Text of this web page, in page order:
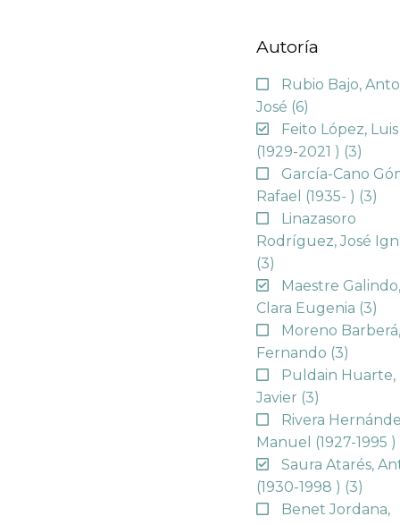
Autoría
Rubio Bajo,
José (6)
Feito López, Luis
(1929-2021 ) (3)
García-Cano
Rafael (1935- ) (3)
Linazasoro
Rodríguez, José
(3)
Maestre
Clara Eugenia (3)
Moreno
Fernando (3)
Puldain Huarte,
Javier (3)
Rivera
Manuel (1927-1995 )
Saura Atarés,
(1930-1998 ) (3)
Benet Jordana,